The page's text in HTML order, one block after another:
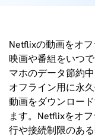
Netflixの動画をオ
映画や番組をいつ
マホのデータ節約
オフライン用に永
動画をダウンロー
ます。Netflixをオ
行や接続制限のあ